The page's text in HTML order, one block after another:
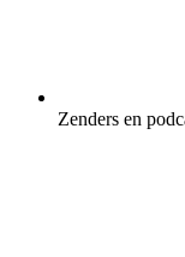
Zenders en